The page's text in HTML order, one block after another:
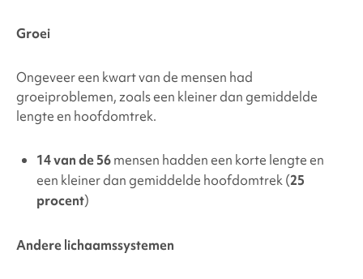
Groei
Ongeveer een kwart van de mensen had
groeiproblemen, zoals een kleiner dan gemiddelde
lengte en hoofdomtrek.
14 van de 56mensen hadden een korte lengte en
een kleiner dan gemiddelde hoofdomtrek (25
procent)
Andere lichaamssystemen